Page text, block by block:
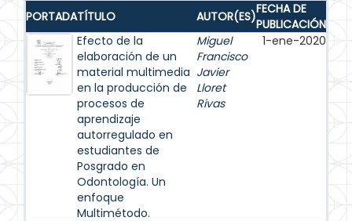
PORTADATÍTULO AUTOR(ES)FECHA DE
PUBLICACIÓN
Efecto de la
elaboración de un
material multimedia
en la producción de
procesos de
aprendizaje
autorregulado en
estudiantes de
Posgrado en
Odontología. Un
enfoque
Multimétodo.
Miguel
Francisco
Javier
Lloret
Rivas
1-ene-2020